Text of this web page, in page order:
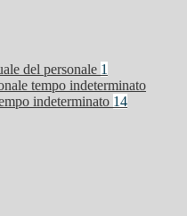
del personale 1
tempo indeterminato
indeterminato 14